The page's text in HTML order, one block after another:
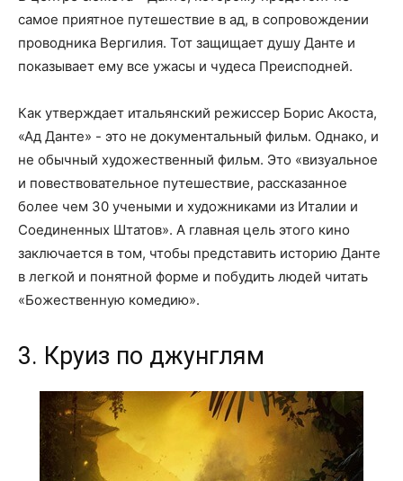
самое приятное путешествие в ад, в сопровождении
проводника Вергилия. Тот защищает душу Данте и
показывает ему все ужасы и чудеса Преисподней.
Как утверждает итальянский режиссер Борис Акоста,
«Ад Данте» - это не документальный фильм. Однако, и
не обычный художественный фильм. Это «визуальное
и повествовательное путешествие, рассказанное
более чем 30 учеными и художниками из Италии и
Соединенных Штатов». А главная цель этого кино
заключается в том, чтобы представить историю Данте
в легкой и понятной форме и побудить людей читать
«Божественную комедию».
3. Круиз по джунглям